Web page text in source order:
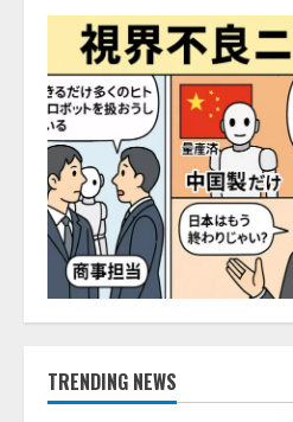
TRENDING NEWS